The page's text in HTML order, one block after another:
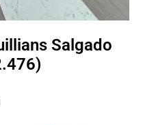
Salgado